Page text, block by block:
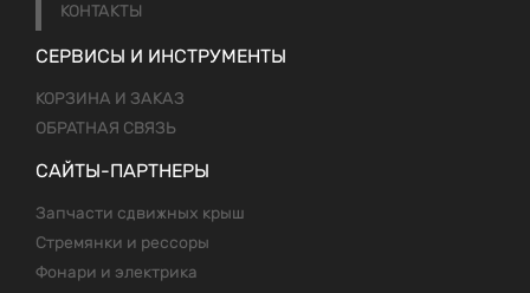
КОНТАКТЫ
СЕРВИСЫ И ИНСТРУМЕНТЫ
КОРЗИНА И ЗАКАЗ
ОБРАТНАЯ СВЯЗЬ
САЙТЫ-ПАРТНЕРЫ
Запчасти сдвижных крыш
Стремянки и рессоры
Фонари и электрика